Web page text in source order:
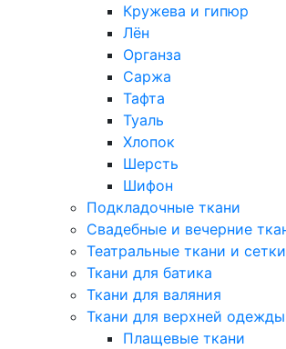
Кружева и гипюр
Лён
Органза
Саржа
Тафта
Туаль
Хлопок
Шерсть
Шифон
Подкладочные ткани
Свадебные и вечерние ткани
Театральные ткани и сетки
Ткани для батика
Ткани для валяния
Ткани для верхней одежды
Плащевые ткани